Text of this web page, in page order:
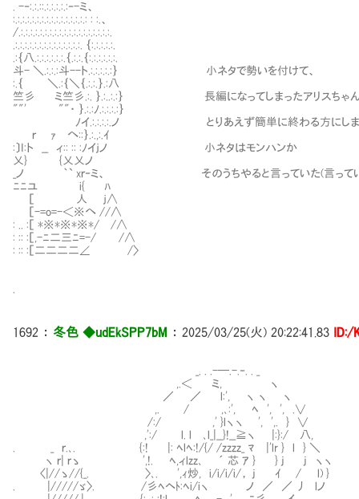
. -‐:.:.::.:.:.:.:.:‐-ミ、
:.:.:.:.:.:.:.:.:.:.:.:.:.:.:.: : :.、
/.:.:.:.:.:.:.:.:.:.:.:.:.:.:.:.:.:.:.:.
.:.:.:.:.:.:.:.:.:.:.:.:.:.:. ｛:.:.:.:.:.
.:｛八.:.:.:.:.:.:.｛.:.:.｛:.:.:.:.:.:.
斗- ＼.:.:.:斗--ト.:.:.:.:.:｝ 小ネタで勢いを付けて、
:.｛ ＼.:｛＼｛.:.:.｝.:八
竺彡 ミ竺彡.:. ｝.:..:.:｝ 長編になってしまったアリスちゃんの
""' ""・ ｝.:.:ﾉ.:.:.:.:｝
ﾉイ.:.:.:.:.ノ とりあえず簡単に終わる方にしましょ
ｒ ｧ へ::｝.:.,:.ｲ
:〕I:ト __ ィ:: :: :ﾉイｊノ 小ネタはモンハンか
乂} {乂乂ノ
_ノ ｀` xｒ‐ミ、 そのうちやると言っていた(言っていな
ﾆﾆユ i{ ﾊ
［ 人 ｊ∧
［-=o=-＜※へ //∧
: .. :［ *※*※*※*/ /∧
: :: :［,-ﾆ二三ﾆ=-/ /∧
: :: :［二二二二∠ /〉
1692 ： 冬色 ◆udEkSPP7bM ： 2025/03/25(火) 20:22:41.83 ID:/
_. . .-─.-.‐. . _
,.＜ ミ, ヽ
／ ／ l:', ヽ ヽ ヽ
,. / ,､:', ﾍ ', ', .∨
/:/ ,' }lヽヽ ', ',. } ∨
,':/ l. l ､l_|__}!__≧ヽ |:}:/ 八,
. _ ｒ.､. {:! |: ﾍlﾍ:!/{/ /zzzz_ ﾏ |'lr } l } ＼
ヽ ｒ| ｒゝ ',!. ﾍ,ィlzz､ ´ 芯 ｱ } } j j ヽヽ
〈|//ゝ//{_. 〉､. ',ｨ炒, i/i/i/i/， j ｲ / l) }
. |/////ゞ〉. /彡ﾍヘﾄ:ﾍi/iヽ ノ ／ ／ 丿 lノ